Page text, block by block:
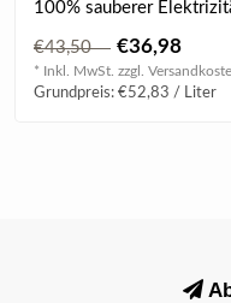
100% sauberer
€43,50 €36,98
* Inkl. MwSt. zzgl.
Grundpreis: €52,83 / Liter